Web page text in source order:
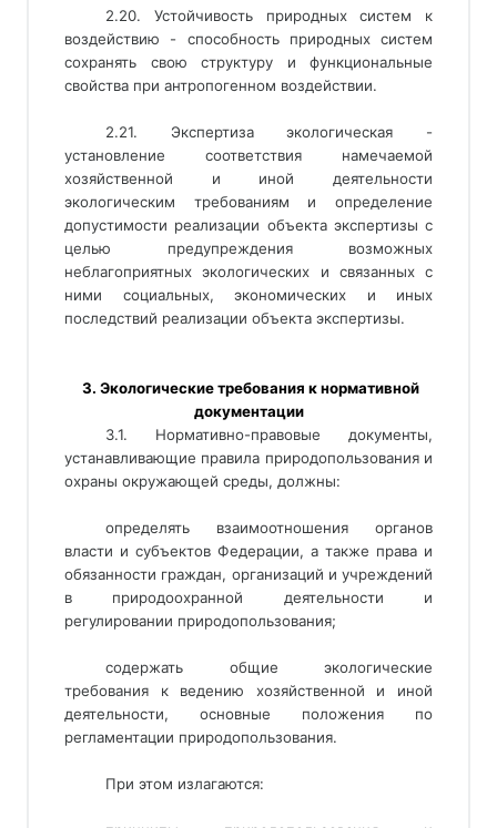
2.20. Устойчивость природных систем к
воздействию - способность природных систем
сохранять свою структуру и функциональные
свойства при антропогенном воздействии.
2.21. Экспертиза экологическая -
установление соответствия намечаемой
хозяйственной и иной деятельности
экологическим требованиям и определение
допустимости реализации объекта экспертизы с
целью предупреждения возможных
неблагоприятных экологических и связанных с
ними социальных, экономических и иных
последствий реализации объекта экспертизы.
3. Экологические требования к нормативной
документации
3.1. Нормативно-правовые документы,
устанавливающие правила природопользования и
охраны окружающей среды, должны:
определять взаимоотношения органов
власти и субъектов Федерации, а также права и
обязанности граждан, организаций и учреждений
в природоохранной деятельности и
регулировании природопользования;
содержать общие экологические
требования к ведению хозяйственной и иной
деятельности, основные положения по
регламентации природопользования.
При этом излагаются: